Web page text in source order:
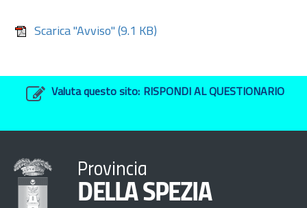
Scarica "Avviso" (9.1 KB)
Valuta questo sito: RISPONDI AL QUESTIONARIO
Provincia
DELLA SPEZIA